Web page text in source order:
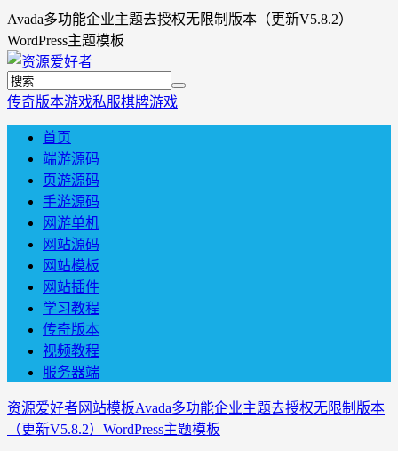
Avada多功能企业主题去授权无限制版本（更新V5.8.2）
WordPress主题模板
传奇版本游戏私服棋牌游戏
首页
端游源码
页游源码
手游源码
网游单机
网站源码
网站模板
网站插件
学习教程
传奇版本
视频教程
服务器端
资源爱好者网站模板Avada多功能企业主题去授权无限制版本
（更新V5.8.2）WordPress主题模板